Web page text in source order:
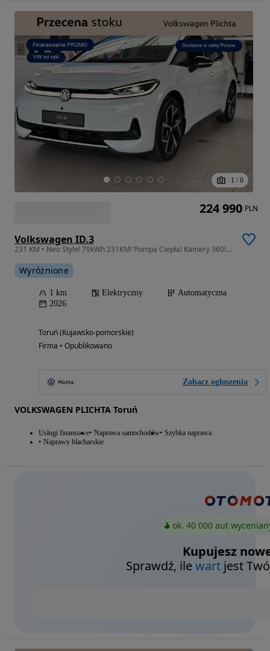
1 / 6
Volkswagen ID.3
231 KM • Neo Style! 79kWh 231KM! Pompa Ciepła! Kamery 360! Panorama! Od ręki!
Wyróżnione
1 km Elektryczny
Automatyczna
2026
Toruń (Kujawsko-pomorskie)
Firma • Opublikowano
Zobacz ogłoszenia
VOLKSWAGEN PLICHTA Toruń
Usługi finansowe Naprawa samochodów Szybka naprawa
Naprawy blacharskie
224 990 PLN
ok. 40 000 aut
Kupujesz
Sprawdź, ilewart jest